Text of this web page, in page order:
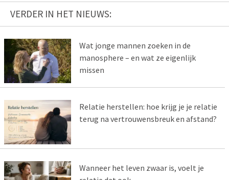
VERDER IN HET NIEUWS:
Wat jonge mannen zoeken in de
manosphere – en wat ze eigenlijk
missen
Relatie herstellen: hoe krijg je je relatie
terug na vertrouwensbreuk en afstand?
Wanneer het leven zwaar is, voelt je